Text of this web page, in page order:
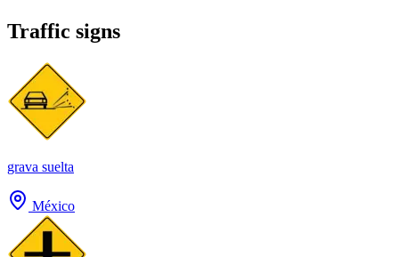
Traffic signs
grava suelta
México